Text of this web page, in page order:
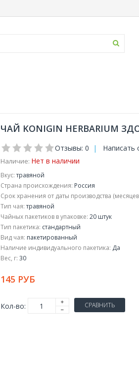
ЧАЙ KONIGIN HERBARIUM
Отзывы: 0 | Написать
Наличие: Нет в наличии
Вкус:травяной
Страна происхождения: Россия
Срок хранения от даты производства
Тип чая:травяной
Чайных пакетиков в упаковке: 20 штук
Тип пакетика: стандартный
Вид чая: пакетированный
Наличие индивидуального пакетика: Да
Вес, г: 30
145 РУБ
Кол-во: СРАВНИТЬ